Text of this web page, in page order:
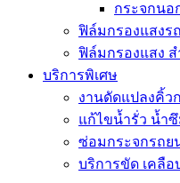
กระจกนอ
ฟิล์มกรองแสงร
ฟิล์มกรองแสง
บริการพิเศษ
งานดัดแปลงคิ้ว
แก้ไขน้ำรั่ว น้ำซึ
ซ่อมกระจกรถย
บริการขัด เคลือ